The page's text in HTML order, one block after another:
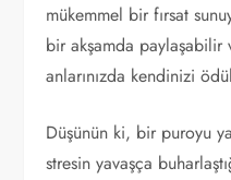
mükemmel bir fırsat
bir akşamda paylaşabilir
anlarınızda kendinizi
Düşünün ki, bir puroyu
stresin yavaşça